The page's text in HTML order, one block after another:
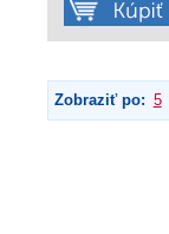
Zobraziť po: 5